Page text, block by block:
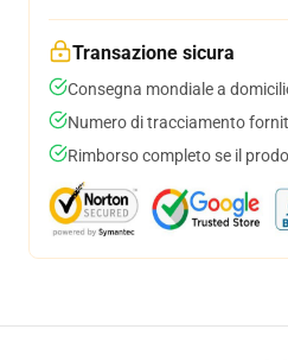
Transazione sicura
Consegna mondiale a
Numero di tracciamento
Rimborso completo se il